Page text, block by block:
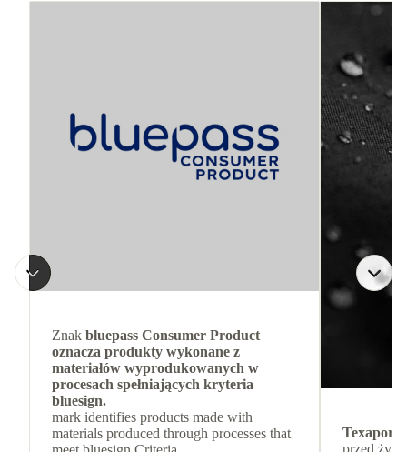
Znak bluepass Consumer Product
oznacza produkty wykonane z
materiałów wyprodukowanych w
procesach spełniających kryteria
bluesign.
mark identifies products made with
materials produced through processes that
Texapore